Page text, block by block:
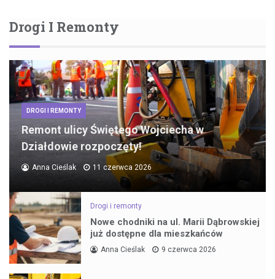
Drogi I Remonty
DROGI I REMONTY
Remont ulicy Świętego Wojciecha w
Działdowie rozpoczęty!
Anna Cieślak 11 czerwca 2026
Drogi i remonty
Nowe chodniki na ul. Marii Dąbrowskiej
już dostępne dla mieszkańców
Anna Cieślak 9 czerwca 2026